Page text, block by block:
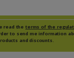
read the terms of the
to send me information
and discounts.